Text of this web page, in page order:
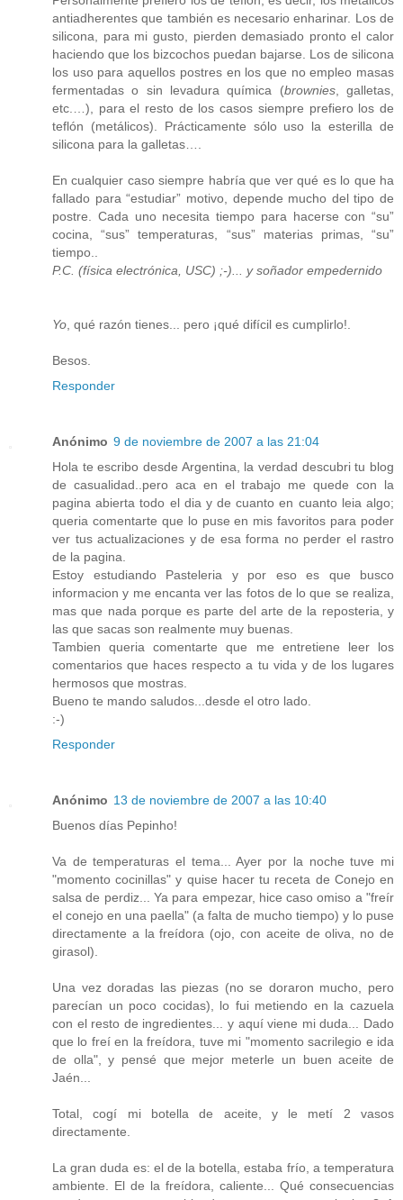
antiadherentes que también es necesario enharinar. Los de
silicona, para mi gusto, pierden demasiado pronto el calor
haciendo que los bizcochos puedan bajarse. Los de silicona
los uso para aquellos postres en los que no empleo masas
fermentadas o sin levadura química (brownies, galletas,
etc.…), para el resto de los casos siempre prefiero los de
teflón (metálicos). Prácticamente sólo uso la esterilla de
silicona para la galletas….
En cualquier caso siempre habría que ver qué es lo que ha
fallado para “estudiar” motivo, depende mucho del tipo de
postre. Cada uno necesita tiempo para hacerse con “su”
cocina, “sus” temperaturas, “sus” materias primas, “su”
tiempo..
P.C. (física electrónica, USC) ;-)... y soñador empedernido
Yo , qué razón tienes... pero ¡qué difícil es cumplirlo!.
Besos.
Responder
Anónimo 9 de noviembre de 2007 a las 21:04
Hola te escribo desde Argentina, la verdad descubri tu blog
de casualidad..pero aca en el trabajo me quede con la
pagina abierta todo el dia y de cuanto en cuanto leia algo;
queria comentarte que lo puse en mis favoritos para poder
ver tus actualizaciones y de esa forma no perder el rastro
de la pagina.
Estoy estudiando Pasteleria y por eso es que busco
informacion y me encanta ver las fotos de lo que se realiza,
mas que nada porque es parte del arte de la reposteria, y
las que sacas son realmente muy buenas.
Tambien queria comentarte que me entretiene leer los
comentarios que haces respecto a tu vida y de los lugares
hermosos que mostras.
Bueno te mando saludos...desde el otro lado.
:-)
Responder
Anónimo 13 de noviembre de 2007 a las 10:40
Buenos días Pepinho!
Va de temperaturas el tema... Ayer por la noche tuve mi
"momento cocinillas" y quise hacer tu receta de Conejo en
salsa de perdiz... Ya para empezar, hice caso omiso a "freír
el conejo en una paella" (a falta de mucho tiempo) y lo puse
directamente a la freídora (ojo, con aceite de oliva, no de
girasol).
Una vez doradas las piezas (no se doraron mucho, pero
parecían un poco cocidas), lo fui metiendo en la cazuela
con el resto de ingredientes... y aquí viene mi duda... Dado
que lo freí en la freídora, tuve mi "momento sacrilegio e ida
de olla", y pensé que mejor meterle un buen aceite de
Jaén...
Total, cogí mi botella de aceite, y le metí 2 vasos
directamente.
La gran duda es: el de la botella, estaba frío, a temperatura
ambiente. El de la freídora, caliente... Qué consecuencias